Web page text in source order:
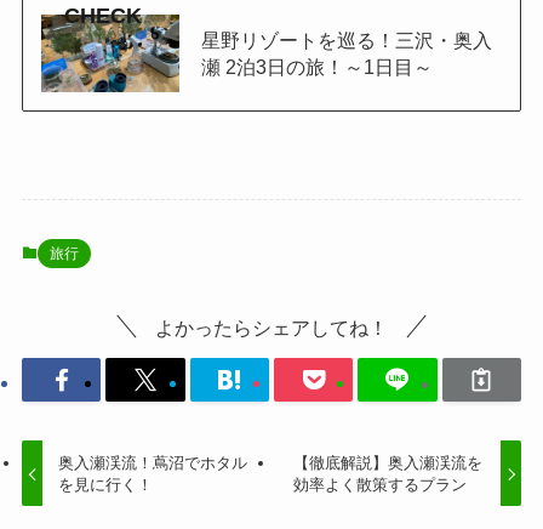
CHECK
星野リゾートを巡る！三沢・奥入
瀬 2泊3日の旅！～1日目～
旅行
よかったらシェアしてね！
奥入瀬渓流！蔦沼でホタル
を見に行く！
【徹底解説】奥入瀬渓流を
効率よく散策するプラン